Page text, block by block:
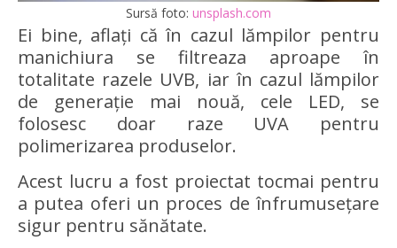
Sursă foto: unsplash.com
Ei bine, aflați că în cazul lămpilor pentru
manichiura se filtreaza aproape în
totalitate razele UVB, iar în cazul lămpilor
de generație mai nouă, cele LED, se
folosesc doar raze UVA pentru
polimerizarea produselor.
Acest lucru a fost proiectat tocmai pentru
a putea oferi un proces de înfrumusețare
sigur pentru sănătate.